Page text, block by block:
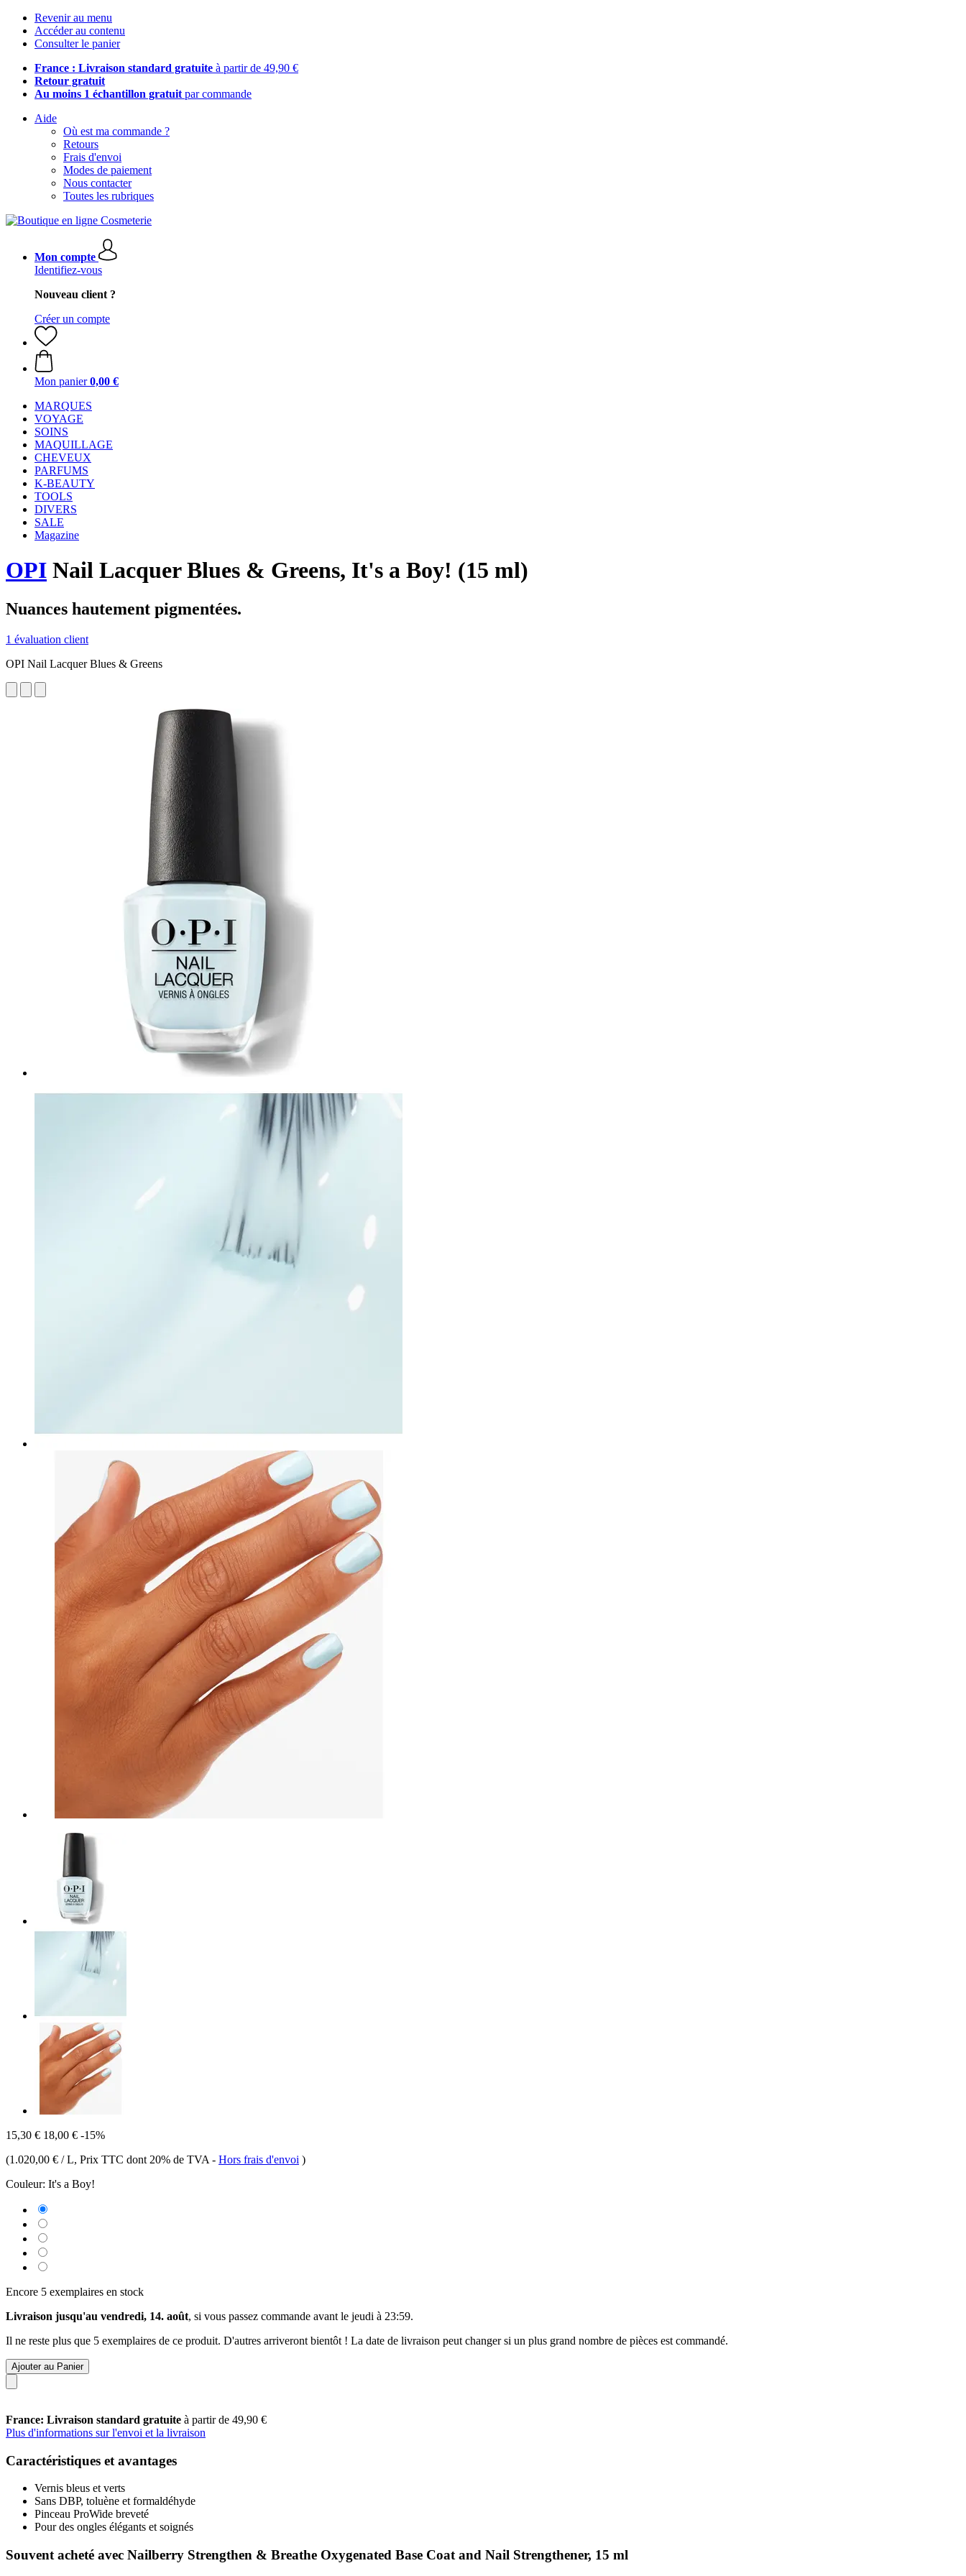
Revenir au menu
Accéder au contenu
Consulter le panier
France : Livraison standard gratuite à partir de 49,90 €
Retour gratuit
Au moins 1 échantillon gratuit par commande
Aide
Où est ma commande ?
Retours
Frais d'envoi
Modes de paiement
Nous contacter
Toutes les rubriques
Mon compte
Identifiez-vous
Nouveau client ?
Créer un compte
Mon panier 0,00 €
MARQUES
VOYAGE
SOINS
MAQUILLAGE
CHEVEUX
PARFUMS
K-BEAUTY
TOOLS
DIVERS
SALE
Magazine
OPI Nail Lacquer Blues & Greens, It's a Boy! (15 ml)
Nuances hautement pigmentées.
1 évaluation client
OPI Nail Lacquer Blues & Greens
15,30 € 18,00 € -15%
(1.020,00 € / L, Prix TTC dont 20% de TVA - Hors frais d'envoi )
Couleur: It's a Boy!
Encore 5 exemplaires en stock
Livraison jusqu'au vendredi, 14. août, si vous passez commande avant le jeudi à 23:59.
Il ne reste plus que 5 exemplaires de ce produit. D'autres arriveront bientôt ! La date de livraison peut changer si un plus grand nombre de pièces est commandé.
Ajouter au Panier
France: Livraison standard gratuite à partir de 49,90 €
Plus d'informations sur l'envoi et la livraison
Caractéristiques et avantages
Vernis bleus et verts
Sans DBP, toluène et formaldéhyde
Pinceau ProWide breveté
Pour des ongles élégants et soignés
Souvent acheté avec Nailberry Strengthen & Breathe Oxygenated Base Coat and Nail Strengthener, 15 ml